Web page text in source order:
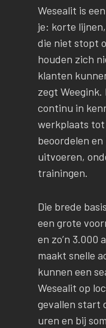
Wesealit is
je: korte
die niet stopt
houden zich
klanten
zegt
continu in
werkplaats
beoordelen
uitvoeren,
trainingen.
Die brede
een grote
en zo’n
maakt snelle
kunnen een
Wesealit op
gevallen start
uren en bij